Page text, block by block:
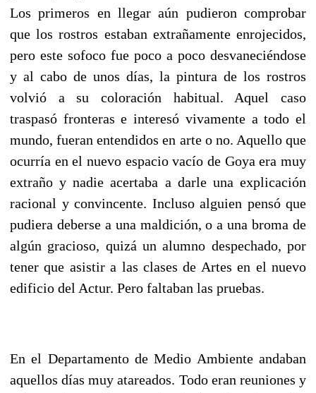
Los primeros en llegar aún pudieron comprobar
que los rostros estaban extrañamente enrojecidos,
pero este sofoco fue poco a poco desvaneciéndose
y al cabo de unos días, la pintura de los rostros
volvió a su coloración habitual. Aquel caso
traspasó fronteras e interesó vivamente a todo el
mundo, fueran entendidos en arte o no. Aquello que
ocurría en el nuevo espacio vacío de Goya era muy
extraño y nadie acertaba a darle una explicación
racional y convincente. Incluso alguien pensó que
pudiera deberse a una maldición, o a una broma de
algún gracioso, quizá un alumno despechado, por
tener que asistir a las clases de Artes en el nuevo
edificio del Actur. Pero faltaban las pruebas.
En el Departamento de Medio Ambiente andaban
aquellos días muy atareados. Todo eran reuniones y